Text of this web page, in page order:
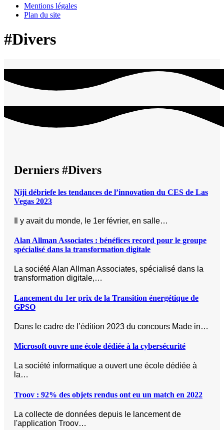
Mentions légales
Plan du site
#Divers
Derniers #Divers
Niji débriefe les tendances de l’innovation du CES de Las
Vegas 2023
Il y avait du monde, le 1er février, en salle…
Alan Allman Associates : bénéfices record pour le groupe
spécialisé dans la transformation digitale
La société Alan Allman Associates, spécialisé dans la
transformation digitale,…
Lancement du 1er prix de la Transition énergétique de
GPSO
Dans le cadre de l’édition 2023 du concours Made in…
Microsoft ouvre une école dédiée à la cybersécurité
La société informatique a ouvert une école dédiée à
la…
Troov : 92% des objets rendus ont eu un match en 2022
La collecte de données depuis le lancement de
l'application Troov…